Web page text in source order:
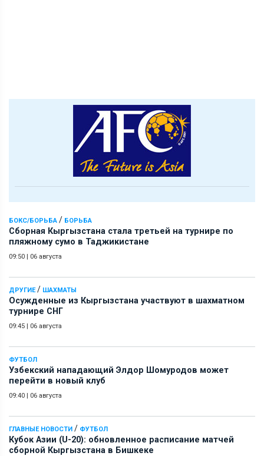
БОКС/БОРЬБА / БОРЬБА
Сборная Кыргызстана стала третьей на турнире по
пляжному сумо в Таджикистане
09:50 | 06 августа
ДРУГИЕ/ ШАХМАТЫ
Осужденные из Кыргызстана участвуют в шахматном
турнире СНГ
09:45 | 06 августа
ФУТБОЛ
Узбекский нападающий Элдор Шомуродов может
перейти в новый клуб
09:40 | 06 августа
ГЛАВНЫЕ НОВОСТИ / ФУТБОЛ
Кубок Азии (U-20): обновленное расписание матчей
сборной Кыргызстана в Бишкеке